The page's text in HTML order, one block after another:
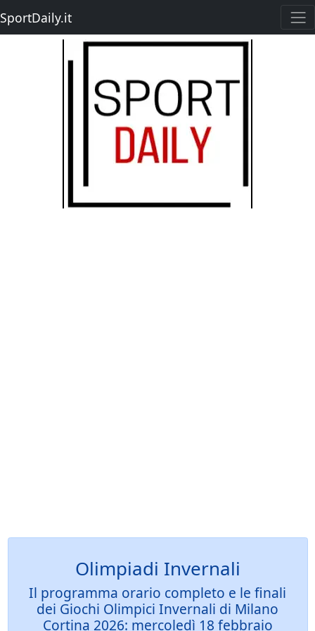
SportDaily.it
Olimpiadi Invernali
Il programma orario completo e le finali
dei Giochi Olimpici Invernali di Milano
Cortina 2026: mercoledì 18 febbraio